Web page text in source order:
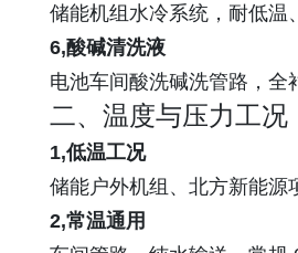
储能机组水冷系统，耐低温
6,酸碱清洗液
电池车间酸洗碱洗管路，全
二、温度与压力工况
1,低温工况
储能户外机组、北方新能源
2,常温通用